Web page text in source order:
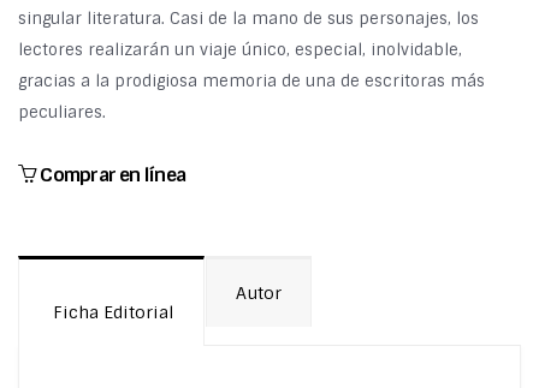
singular literatura. Casi de la mano de sus personajes, los
lectores realizarán un viaje único, especial, inolvidable,
gracias a la prodigiosa memoria de una de escritoras más
peculiares.
Comprar en línea
Ficha Editorial
Autor